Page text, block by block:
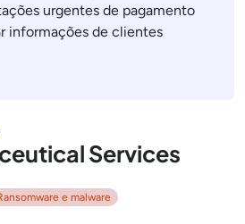
urgentes de pagamento
informações de clientes
Services
e malware